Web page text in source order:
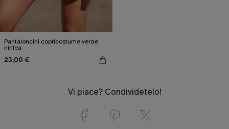
Pantaloncini copricostume verde
ninfea
23,00 €
Vi piace? Condividetelo!